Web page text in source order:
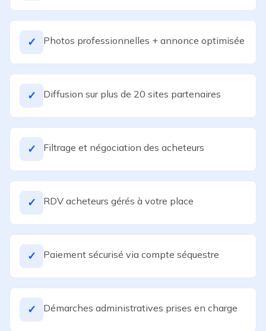
✓ Photos professionnelles + annonce optimisée
✓ Diffusion sur plus de 20 sites partenaires
✓ Filtrage et négociation des acheteurs
✓ RDV acheteurs gérés à votre place
✓ Paiement sécurisé via compte séquestre
✓ Démarches administratives prises en charge